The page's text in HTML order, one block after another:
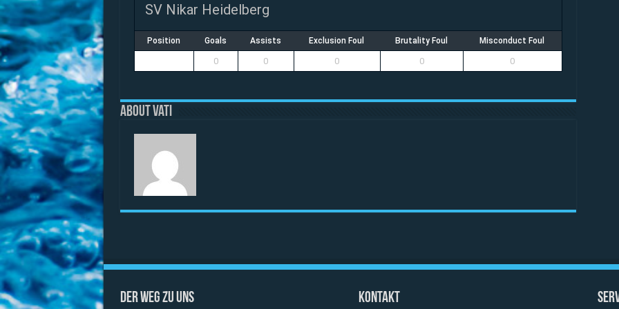
SV Nikar Heidelberg
Position Goals Assists Exclusion Foul Brutality Foul Misconduct Foul
0 0 0 0 0
About vati
Der Weg zu uns Kontakt